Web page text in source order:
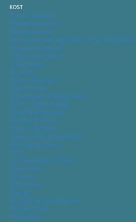
KOST
Kostmönster
Medelhavskost
Nordisk kost
Nordiska näringsrekommendationer
Populära dieter
Vegetarisk kost
Livsmedel
Drycker
Fisk & skaldjur
Frukt & bär
Grönsaker & baljväxter
Kött, fågel & ägg
Mejeriprodukter
Nötter & frön
Oljor & fetter
Spannmålsprodukter
Näringsämnen
Fett
Kolhydrater & fiber
Mineraler
Protein
Vitaminer
Övrigt
Bioaktiva substanser
Probiotika
Tillsatser